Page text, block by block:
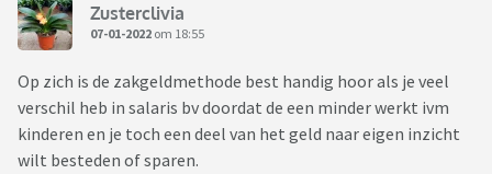
Zusterclivia
07-01-2022 om 18:55
Op zich is de zakgeldmethode best handig hoor als je veel
verschil heb in salaris bv doordat de een minder werkt ivm
kinderen en je toch een deel van het geld naar eigen inzicht
wilt besteden of sparen.